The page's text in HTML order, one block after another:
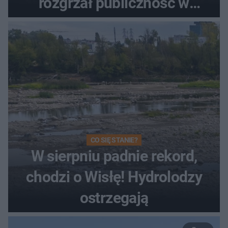
Toruniu
CO SIĘ STANIE?
W sierpniu padnie rekord,
chodzi o Wisłę! Hydrolodzy
ostrzegają